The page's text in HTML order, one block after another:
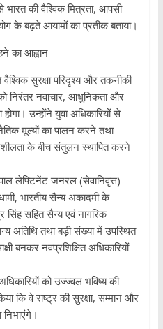
की वैश्विक मित्रता, आपसी
के बढ़ते आयामों का प्रतीक बताया।
का आह्वान
सुरक्षा परिदृश्य और तकनीकी
निरंतर नवाचार, आधुनिकता और
उन्होंने युवा अधिकारियों से
मूल्यों का पालन करने तथा
के बीच संतुलन स्थापित करने
लेफ्टिनेंट जनरल (सेवानिवृत्त)
भारतीय सैन्य अकादमी के
सहित सैन्य एवं नागरिक
अतिथि तथा बड़ी संख्या में उपस्थित
बनकर नवप्रशिक्षित अधिकारियों
को उज्ज्वल भविष्य की
कि वे राष्ट्र की सुरक्षा, सम्मान और
निभाएंगे।